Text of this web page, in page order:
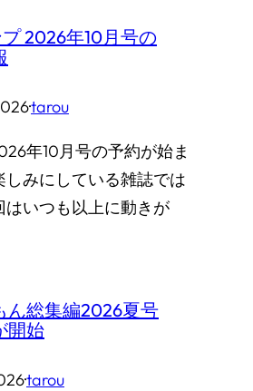
2026年10月号の
·tarou
年10月号の予約が始ま
しみにしている雑誌では
はいつも以上に動きが
ん総集編2026夏号
開始
·tarou